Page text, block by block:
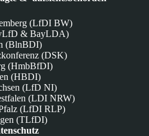
(LfDI BW)
& BayLDA)
(BlnBDI)
(DSK)
(HmbBfDI)
(HBDI)
(LfD NI)
(LDI NRW)
(LfDI RLP)
(TLfDI)